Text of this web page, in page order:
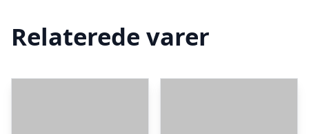
Relaterede varer